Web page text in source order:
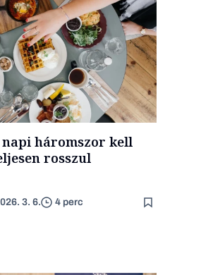
napi háromszor kell
rosszul
3. 6. 4 perc